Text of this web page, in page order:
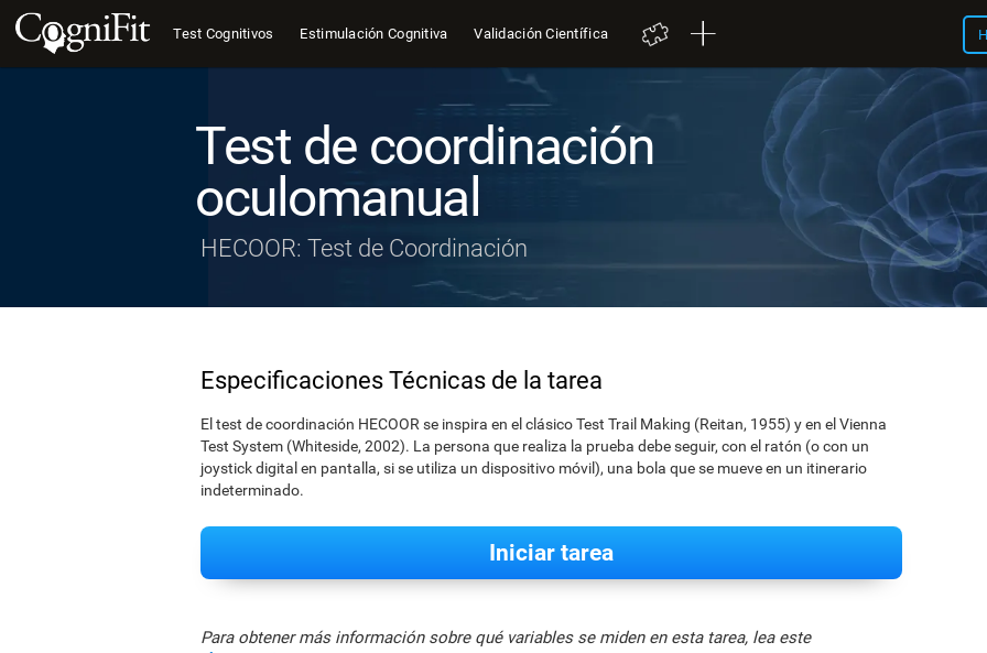
Test Cognitivos Estimulación Cognitiva Validación Científica
Test de coordinación
oculomanual
HECOOR: Test de Coordinación
Especificaciones Técnicas de la tarea
El test de coordinación HECOOR se inspira en el clásico Test Trail Making (Reitan, 1955) y en el Vienna
Test System (Whiteside, 2002). La persona que realiza la prueba debe seguir, con el ratón (o con un
joystick digital en pantalla, si se utiliza un dispositivo móvil), una bola que se mueve en un itinerario
indeterminado.
Iniciar tarea
Para obtener más información sobre qué variables se miden en esta tarea, lea este